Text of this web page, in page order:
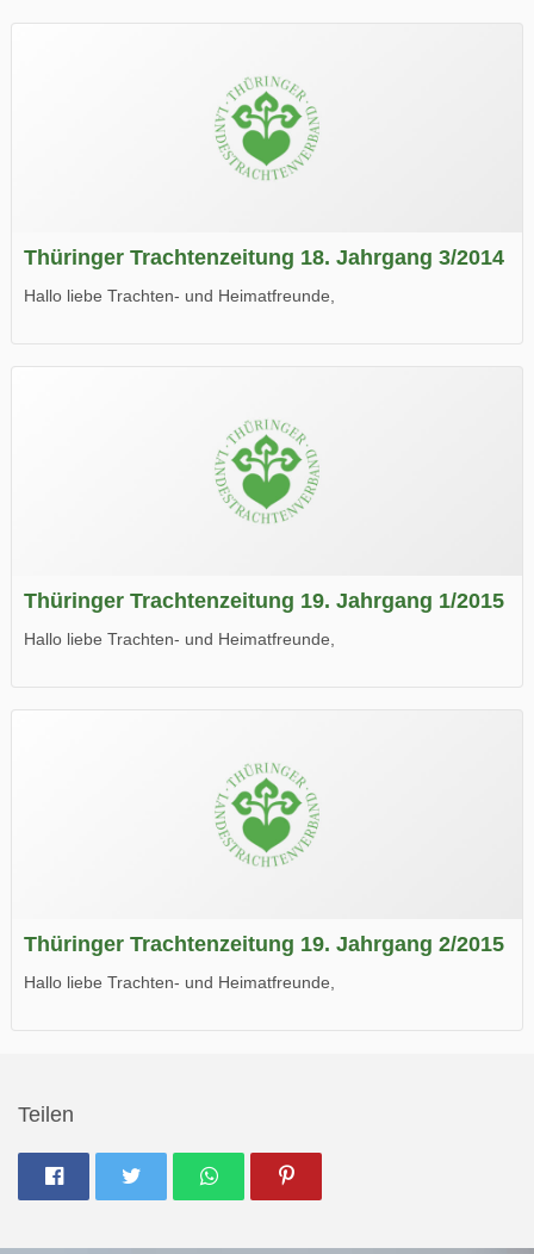
Thüringer Trachtenzeitung 18. Jahrgang 3/2014
Hallo liebe Trachten- und Heimatfreunde,
Wir wünschen Euch viel Spaß beim Lesen.
Thüringer Trachtenzeitung 19. Jahrgang 1/2015
Hallo liebe Trachten- und Heimatfreunde,
Wir wünschen Euch viel Spaß beim Lesen.
Thüringer Trachtenzeitung 19. Jahrgang 2/2015
Hallo liebe Trachten- und Heimatfreunde,
Teilen